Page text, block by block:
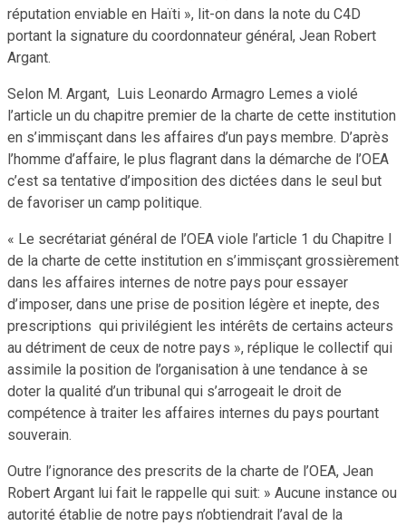
réputation enviable en Haïti », lit-on dans la note du C4D
portant la signature du coordonnateur général, Jean Robert
Argant.
Selon M. Argant, Luis Leonardo Armagro Lemes a violé
l’article un du chapitre premier de la charte de cette institution
en s’immisçant dans les affaires d’un pays membre. D’après
l’homme d’affaire, le plus flagrant dans la démarche de l’OEA
c’est sa tentative d’imposition des dictées dans le seul but
de favoriser un camp politique.
« Le secrétariat général de l’OEA viole l’article 1 du Chapitre I
de la charte de cette institution en s’immisçant grossièrement
dans les affaires internes de notre pays pour essayer
d’imposer, dans une prise de position légère et inepte, des
prescriptions qui privilégient les intérêts de certains acteurs
au détriment de ceux de notre pays », réplique le collectif qui
assimile la position de l’organisation à une tendance à se
doter la qualité d’un tribunal qui s’arrogeait le droit de
compétence à traiter les affaires internes du pays pourtant
souverain.
Outre l’ignorance des prescrits de la charte de l’OEA, Jean
Robert Argant lui fait le rappelle qui suit: » Aucune instance ou
autorité établie de notre pays n’obtiendrait l’aval de la